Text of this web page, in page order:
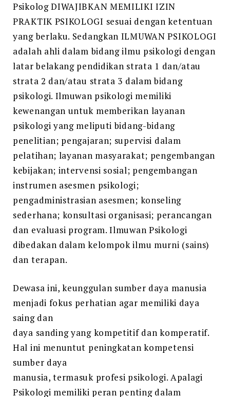
Psikolog DIWAJIBKAN MEMILIKI IZIN
PRAKTIK PSIKOLOGI sesuai dengan ketentuan
yang berlaku. Sedangkan ILMUWAN PSIKOLOGI
adalah ahli dalam bidang ilmu psikologi dengan
latar belakang pendidikan strata 1 dan/atau
strata 2 dan/atau strata 3 dalam bidang
psikologi. Ilmuwan psikologi memiliki
kewenangan untuk memberikan layanan
psikologi yang meliputi bidang-bidang
penelitian; pengajaran; supervisi dalam
pelatihan; layanan masyarakat; pengembangan
kebijakan; intervensi sosial; pengembangan
instrumen asesmen psikologi;
pengadministrasian asesmen; konseling
sederhana; konsultasi organisasi; perancangan
dan evaluasi program. Ilmuwan Psikologi
dibedakan dalam kelompok ilmu murni (sains)
dan terapan.
Dewasa ini, keunggulan sumber daya manusia
menjadi fokus perhatian agar memiliki daya
saing dan
daya sanding yang kompetitif dan komperatif.
Hal ini menuntut peningkatan kompetensi
sumber daya
manusia, termasuk profesi psikologi. Apalagi
Psikologi memiliki peran penting dalam